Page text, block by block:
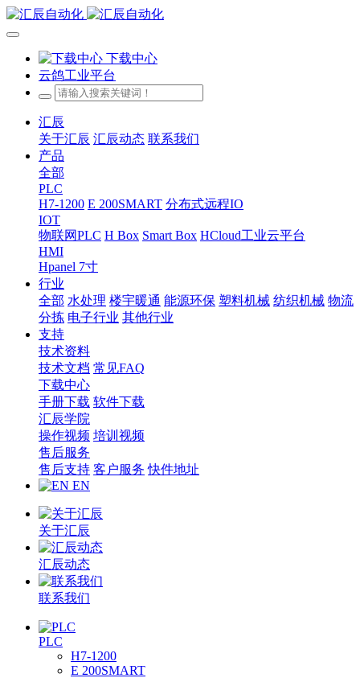
下载中心
云鸽工业平台
汇辰
关于汇辰 汇辰动态 联系我们
产品
全部
PLC
H7-1200 E 200SMART 分布式远程IO
IOT
物联网PLC H Box Smart Box HCloud工业云平台
HMI
Hpanel 7寸
行业
全部 水处理 楼宇暖通 能源环保 塑料机械 纺织机械 物流
分拣 电子行业 其他行业
支持
技术资料
技术文档 常见FAQ
下载中心
手册下载 软件下载
汇辰学院
操作视频 培训视频
售后服务
售后支持 客户服务 快件地址
EN
关于汇辰
汇辰动态
联系我们
PLC
H7-1200
E 200SMART